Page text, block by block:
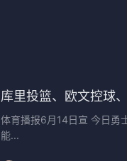
库里投篮、欧文控球
体育播报6月14日宣 今日勇
能...